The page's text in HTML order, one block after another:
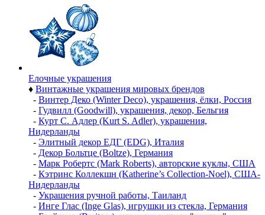
Елочные украшения
♦ Винтажные украшения мировых брендов
- Винтер Деко (Winter Deco), украшения, ёлки, Россия
- Гудвилл (Goodwill), украшения, декор, Бельгия
- Курт С. Адлер (Kurt S. Adler), украшения,
Нидерланды
- Элитный декор ЕДГ (EDG), Италия
- Декор Больтце (Boltze), Германия
- Марк Робертс (Mark Roberts), авторские куклы, США
- Кэтринс Коллекшн (Katherine’s Collection-Noel), США-
Нидерланды
- Украшения ручной работы, Таиланд
- Инге Глас (Inge Glas), игрушки из стекла, Германия